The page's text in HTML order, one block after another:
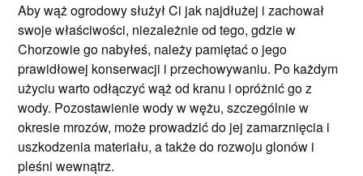
Aby wąż ogrodowy służył Ci jak najdłużej i zachował
swoje właściwości, niezależnie od tego, gdzie w
Chorzowie go nabyłeś, należy pamiętać o jego
prawidłowej konserwacji i przechowywaniu. Po każdym
użyciu warto odłączyć wąż od kranu i opróżnić go z
wody. Pozostawienie wody w wężu, szczególnie w
okresie mrozów, może prowadzić do jej zamarznięcia i
uszkodzenia materiału, a także do rozwoju glonów i
pleśni wewnątrz.